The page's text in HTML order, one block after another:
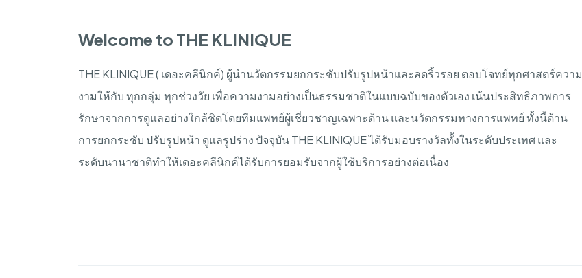
Welcome to THE KLINIQUE
THE KLINIQUE (เดอะคลีนิกค์) ผู้นำนวัตกรรมยกกระชับปรับรูปหน้าและลดริ้วรอย ตอบโจทย์ทุกศาสตร์ความ
งามให้กับทุกกลุ่ม ทุกช่วงวัย เพื่อความงามอย่างเป็นธรรมชาติในแบบฉบับของตัวเอง เน้นประสิทธิภาพการ
รักษาจากการดูแลอย่างใกล้ชิดโดยทีมแพทย์ผู้เชี่ยวชาญเฉพาะด้านและนวัตกรรมทางการแพทย์ทั้งนี้ด้าน
การยกกระชับ ปรับรูปหน้า ดูแลรูปร่าง ปัจจุบันTHE KLINIQUEได้รับมอบรางวัลทั้งในระดับประเทศและ
ระดับนานาชาติทําให้เดอะคลีนิกค์ได้รับการยอมรับจากผู้ใช้บริการอย่างต่อเนื่อง